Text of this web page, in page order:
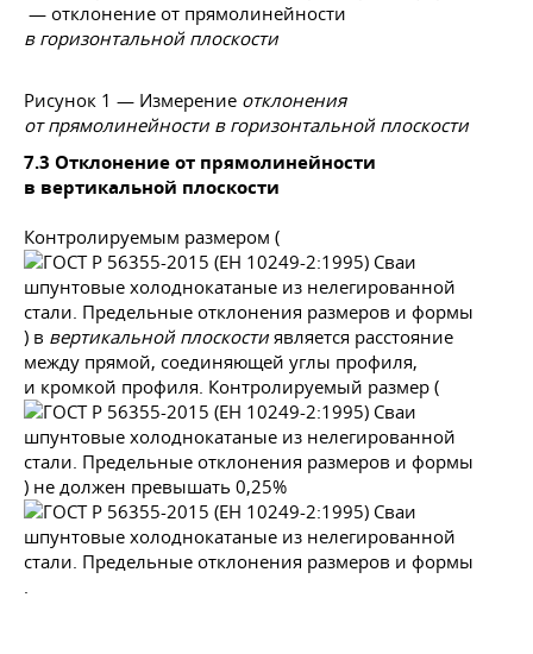
— отклонение от прямолинейности
в горизонтальной плоскости
Рисунок 1 — Измерение отклонения
от прямолинейности в горизонтальной плоскости
7.3 Отклонение от прямолинейности
в вертикальной плоскости
Контролируемым размером (
) в вертикальной плоскостиявляется расстояние
между прямой, соединяющей углы профиля,
и кромкой профиля. Контролируемый размер (
) не должен превышать 0,25%
.